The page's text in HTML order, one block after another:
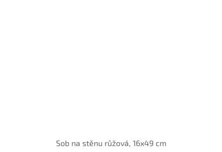
Sob na stěnu růžová, 16x49 cm